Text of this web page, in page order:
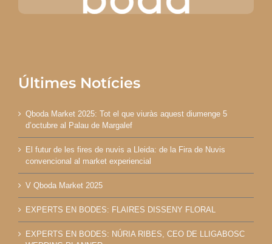
Últimes Notícies
Qboda Market 2025: Tot el que viuràs aquest diumenge 5
d’octubre al Palau de Margalef
El futur de les fires de nuvis a Lleida: de la Fira de Nuvis
convencional al market experiencial
V Qboda Market 2025
EXPERTS EN BODES: FLAIRES DISSENY FLORAL
EXPERTS EN BODES: NÚRIA RIBES, CEO DE LLIGABOSC